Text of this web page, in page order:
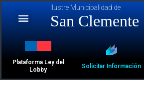
Ilustre Municipalidad de
San Clemente
Plataforma Ley del
Lobby
Solicitar Información